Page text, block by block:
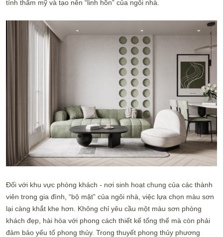
tính thẩm mỹ và tạo nên “linh hồn” của ngôi nhà.
Đối với khu vực phòng khách - nơi sinh hoạt chung của các thành
viên trong gia đình, “bộ mặt” của ngôi nhà, việc lựa chọn màu sơn
lại càng khắt khe hơn. Không chỉ yêu cầu một màu sơn phòng
khách đẹp, hài hòa với phong cách thiết kế tổng thể mà còn phải
đảm bảo yếu tố phong thủy. Trong thuyết phong thủy phương